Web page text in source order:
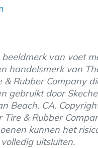
beeldmerk van voet
handelsmerk van
& Rubber Company
gebruikt door
Beach, CA.
Tire & Rubber
kunnen het
uitsluiten.